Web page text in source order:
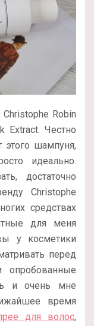
Robin
Extract. Честно
этого шампуня,
идеально.
достаточно
Christophe
средствах
для меня
у косметики
перед
и очень мне
время
для волос,